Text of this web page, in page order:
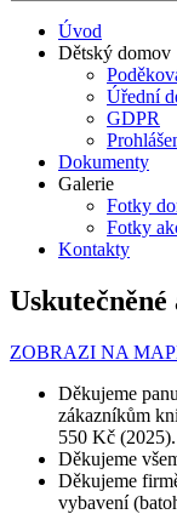
Úvod
Dětský domov
Úřední
GDPR
Dokumenty
Galerie
Fotky
Fotky
Kontakty
Uskutečněné
ZOBRAZI NA
Děkujeme
zákazníkům
550 Kč (2025).
Děkujeme
Děkujeme
vybavení